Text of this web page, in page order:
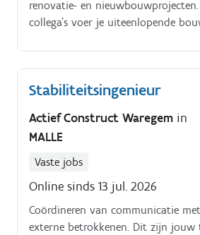
renovatie- en
collega’s voer je uiteenlopende
afwerkingen. Door de variatie in
enkele dag hetzelfde. Je krijgt de
van ervaren collega’s en draagt
elk project.
Stabiliteitsingenieur
Actief Construct Waregem in
MALLE
Vaste jobs
Online sinds 13 jul. 2026
Coördineren van communicatie
externe betrokkenen. Dit zijn jouw